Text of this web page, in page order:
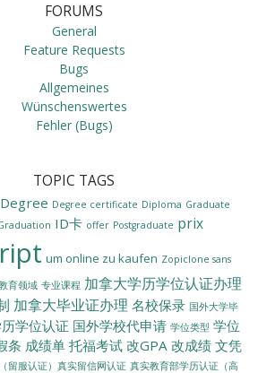
FORUMS
General
Feature Requests
Bugs
Allgemeines
Wünschenswertes
Fehler (Bugs)
TOPIC TAGS
Degree Degree certificate Diploma Graduate
ID卡 offer Postgraduate prix
um online zu kaufen Zopiclone sans
育领域 专业课程 加拿大学历学位认证办理
加拿大毕业证办理 名校保录 国外大学毕
学位认证 国外学校代申请 学位类型 学位
条 成绩单 托福考试 改GPA 改成绩 文凭
留服认证）真实留信网认证 真实教育部学历认证（高